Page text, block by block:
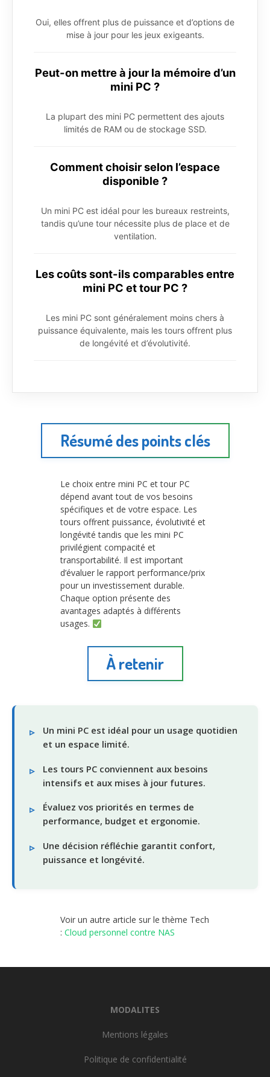
Oui, elles offrent plus de puissance et d’options de
mise à jour pour les jeux exigeants.
Peut-on mettre à jour la mémoire d’un
mini PC ?
La plupart des mini PC permettent des ajouts
limités de RAM ou de stockage SSD.
Comment choisir selon l’espace
disponible ?
Un mini PC est idéal pour les bureaux restreints,
tandis qu’une tour nécessite plus de place et de
ventilation.
Les coûts sont-ils comparables entre
mini PC et tour PC ?
Les mini PC sont généralement moins chers à
puissance équivalente, mais les tours offrent plus
de longévité et d’évolutivité.
Résumé des points clés
Le choix entre mini PC et tour PC
dépend avant tout de vos besoins
spécifiques et de votre espace. Les
tours offrent puissance, évolutivité et
longévité tandis que les mini PC
privilégient compacité et
transportabilité. Il est important
d’évaluer le rapport performance/prix
pour un investissement durable.
Chaque option présente des
avantages adaptés à différents
usages.
À retenir
Un mini PC est idéal pour un usage quotidien
et un espace limité.
Les tours PC conviennent aux besoins
intensifs et aux mises à jour futures.
Évaluez vos priorités en termes de
performance, budget et ergonomie.
Une décision réfléchie garantit confort,
puissance et longévité.
Voir un autre article sur le thème Tech
: Cloud personnel contre NAS
MODALITES
Mentions légales
Politique de confidentialité